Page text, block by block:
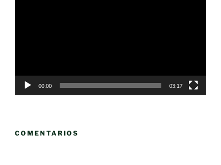
00:00 03:17
COMENTARIOS